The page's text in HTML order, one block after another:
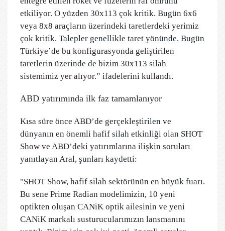
etkiliyor. O yüzden 30x113 çok kritik. Bugün 6x6
veya 8x8 araçların üzerindeki taretlerdeki yerimiz
çok kritik. Talepler genellikle taret yönünde. Bugün
Türkiye’de bu konfigurasyonda geliştirilen
taretlerin üzerinde de bizim 30x113 silah
sistemimiz yer alıyor.” ifadelerini kullandı.
ABD yatırımında ilk faz tamamlanıyor
Kısa süre önce ABD’de gerçekleştirilen ve
dünyanın en önemli hafif silah etkinliği olan SHOT
Show ve ABD’deki yatırımlarına ilişkin soruları
yanıtlayan Aral, şunları kaydetti:
"SHOT Show, hafif silah sektörünün en büyük fuarı.
Bu sene Prime Radian modelimizin, 10 yeni
optikten oluşan CANiK optik ailesinin ve yeni
CANiK markalı susturucularımızın lansmanını